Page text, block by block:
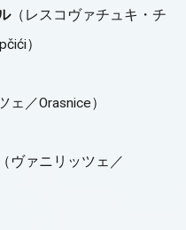
（レスコヴァチュキ・チ
）
ェ／Orasnice）
（ヴァニリッツェ／